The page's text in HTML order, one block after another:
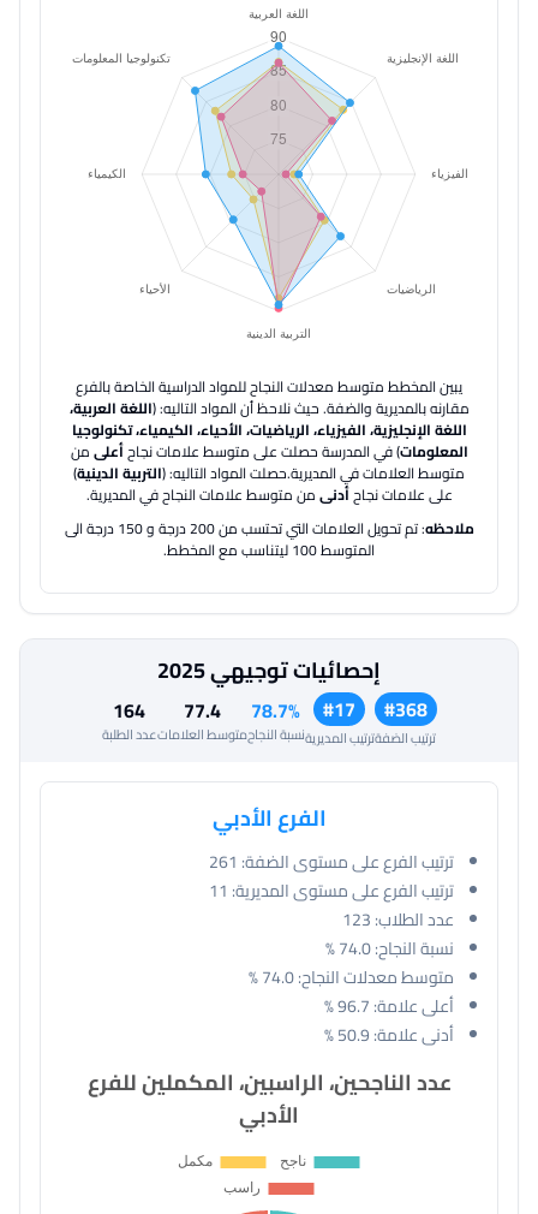
يبين المخطط متوسط معدلات النجاح للمواد الدراسية الخاصة بالفرع
مقارنه بالمديرية والضفة.حيث نلاحظ أن المواد التاليه: (اللغة العربية،
اللغة الإنجليزية، الفيزياء، الرياضيات، الأحياء، الكيمياء، تكنولوجيا
المعلومات) في المدرسة حصلت على متوسط علامات نجاحأعلىمن
متوسط العلامات في المديرية.حصلت المواد التاليه: (التربية الدينية)
على علامات نجاحأدنىمن متوسط علامات النجاح في المديرية.
ملاحظه
: تم تحويل العلامات التي تحتسب من 200 درجة و 150 درجة الى
المتوسط 100 ليتناسب مع المخطط.
إحصائيات توجيهي 2025
#368
ترتيب الضفة
#17
ترتيب المديرية
78.7%
نسبة النجاح
77.4
متوسط العلامات
164
عدد الطلبة
الفرع الأدبي
ترتيب الفرع على مستوى الضفة: 261
ترتيب الفرع على مستوى المديرية: 11
عدد الطلاب:123
نسبة النجاح:74.0 %
متوسط معدلات النجاح:74.0 %
أعلى علامة:96.7 %
أدنى علامة:50.9 %
عدد الناجحين، الراسبين، المكملين للفرع
الأدبي